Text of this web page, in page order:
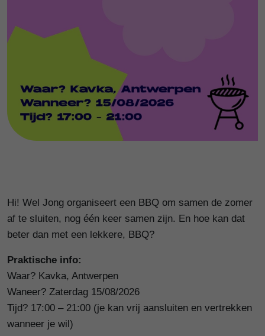
Hi! Wel Jong organiseert een BBQ om samen de zomer
af te sluiten, nog één keer samen zijn. En hoe kan dat
beter dan met een lekkere, BBQ?
Praktische info:
Waar? Kavka, Antwerpen
Waneer? Zaterdag 15/08/2026
Tijd? 17:00 – 21:00 (je kan vrij aansluiten en vertrekken
wanneer je wil)